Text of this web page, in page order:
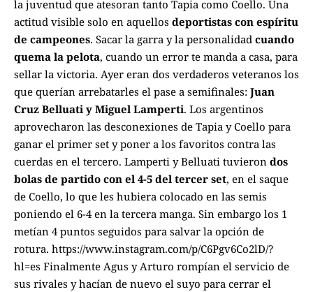
la juventud que atesoran tanto Tapia como Coello. Una
actitud visible solo en aquellos deportistas con espíritu
de campeones. Sacar la garra y la personalidad cuando
quema la pelota, cuando un error te manda a casa, para
sellar la victoria. Ayer eran dos verdaderos veteranos los
que querían arrebatarles el pase a semifinales: Juan
Cruz Belluati y Miguel Lamperti. Los argentinos
aprovecharon las desconexiones de Tapia y Coello para
ganar el primer set y poner a los favoritos contra las
cuerdas en el tercero. Lamperti y Belluati tuvieron dos
bolas de partido con el 4-5 del tercer set, en el saque
de Coello, lo que les hubiera colocado en las semis
poniendo el 6-4 en la tercera manga. Sin embargo los 1
metían 4 puntos seguidos para salvar la opción de
rotura. https://www.instagram.com/p/C6Pgv6Co2lD/?
hl=es Finalmente Agus y Arturo rompían el servicio de
sus rivales y hacían de nuevo el suyo para cerrar el